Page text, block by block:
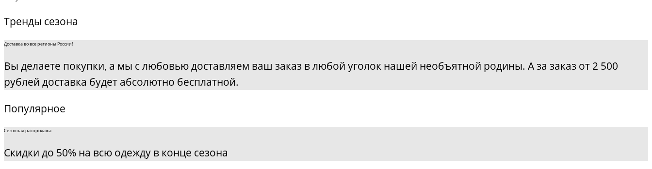
Тренды сезона
Доставка во все регионы России!
Вы делаете покупки, а мы с любовью доставляем ваш заказ в любой уголок нашей необъятной родины. А за заказ от 2 500
рублей доставка будет абсолютно бесплатной.
Популярное
Сезонная распродажа
Скидки до 50% на всю одежду в конце сезона